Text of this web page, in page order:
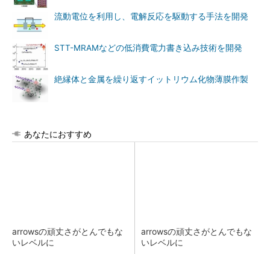
流動電位を利用し、電解反応を駆動する手法を開発
STT-MRAMなどの低消費電力書き込み技術を開発
絶縁体と金属を繰り返すイットリウム化物薄膜作製
あなたにおすすめ
arrowsの頑丈さがとんでもな
いレベルに
arrowsの頑丈さがとんでもな
いレベルに